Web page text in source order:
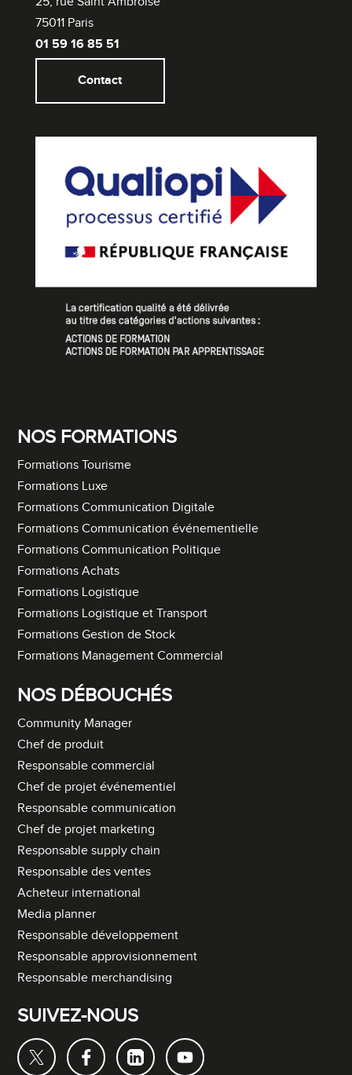
75011 Paris
01 59 16 85 51
Contact
NOS FORMATIONS
Formations Tourisme
Formations Luxe
Formations Communication Digitale
Formations Communication événementielle
Formations Communication Politique
Formations Achats
Formations Logistique
Formations Logistique et Transport
Formations Gestion de Stock
Formations Management Commercial
NOS DÉBOUCHÉS
Community Manager
Chef de produit
Responsable commercial
Chef de projet événementiel
Responsable communication
Chef de projet marketing
Responsable supply chain
Responsable des ventes
Acheteur international
Media planner
Responsable développement
Responsable approvisionnement
Responsable merchandising
SUIVEZ-NOUS